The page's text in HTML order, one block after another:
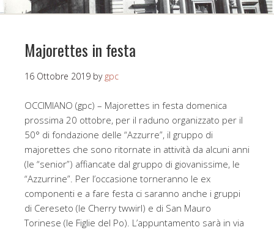
Majorettes in festa
16 Ottobre 2019 by gpc
OCCIMIANO (gpc) – Majorettes in festa domenica
prossima 20 ottobre, per il raduno organizzato per il
50° di fondazione delle “Azzurre”, il gruppo di
majorettes che sono ritornate in attività da alcuni anni
(le “senior”) affiancate dal gruppo di giovanissime, le
“Azzurrine”. Per l’occasione torneranno le ex
componenti e a fare festa ci saranno anche i gruppi
di Cereseto (le Cherry twwirl) e di San Mauro
Torinese (le Figlie del Po). L’appuntamento sarà in via